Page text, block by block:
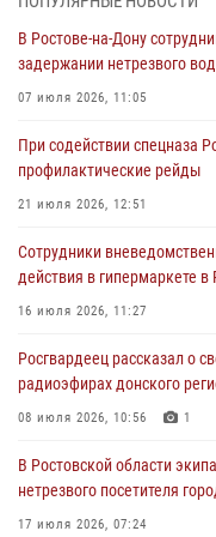
21 июля 2026, 12:51
В Ростовской области
17 июля 2026, 07:24
Сотрудники
16 июля 2026, 11:27
Конкурс
15 июля 2026, 06:39
В Ростове-на-Дону
задержании нетрезвого
07 июля 2026, 11:05
При содействии спецназа
профилактические рейды
21 июля 2026, 12:51
Сотрудники
действия в гипермаркете в
16 июля 2026, 11:27
Росгвардеец рассказал о
радиоэфирах донского
08 июля 2026, 10:56 1
В Ростовской области
нетрезвого посетителя
17 июля 2026, 07:24